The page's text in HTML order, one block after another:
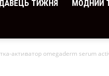
ТИЖНЯ МОДНИЙ
активатор omegaderm serum